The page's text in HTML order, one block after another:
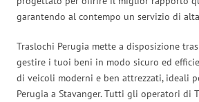
garantendo al contempo un servizio di
Traslochi Perugia mette a disposizione
gestire i tuoi beni in modo sicuro ed
di veicoli moderni e ben attrezzati, ideali
Perugia a Stavanger. Tutti gli operatori di